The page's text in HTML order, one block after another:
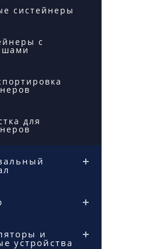
систейнеры
с
для
и
устройства